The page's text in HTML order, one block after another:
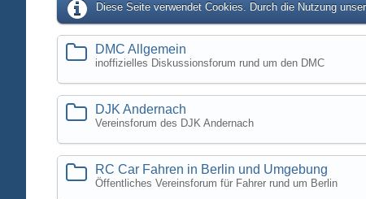
Diese Seite verwendet Cookies. Durch die Nutzung
DMC Allgemein
inoffizielles Diskussionsforum rund um den DMC
DJK Andernach
Vereinsforum des DJK Andernach
RC Car Fahren in Berlin und Umgebung
Öffentliches Vereinsforum für Fahrer rund um Berlin